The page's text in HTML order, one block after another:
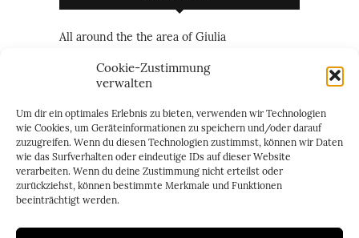
Cookie-Zustimmung
verwalten
Um dir ein optimales Erlebnis zu bieten, verwenden wir Technologien
wie Cookies, um Geräteinformationen zu speichern und/oder darauf
zuzugreifen. Wenn du diesen Technologien zustimmst, können wir Daten
wie das Surfverhalten oder eindeutige IDs auf dieser Website
verarbeiten. Wenn du deine Zustimmung nicht erteilst oder
zurückziehst, können bestimmte Merkmale und Funktionen
beeinträchtigt werden.
All around the the area of Giulia
Just everything
Just personal
two of us